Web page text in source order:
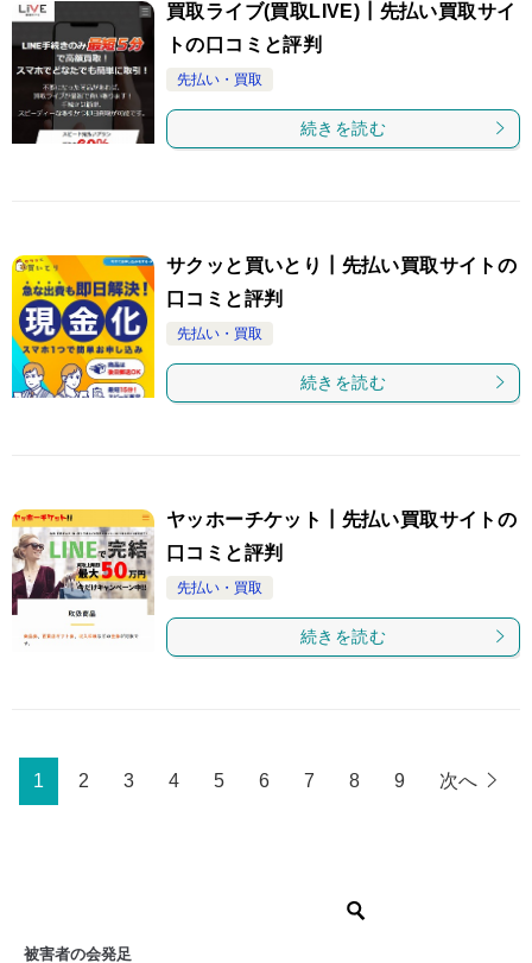
買取ライブ(買取LIVE)┃先払い買取サイ
トの口コミと評判
先払い・買取
続きを読む
サクッと買いとり┃先払い買取サイトの
口コミと評判
先払い・買取
続きを読む
ヤッホーチケット┃先払い買取サイトの
口コミと評判
先払い・買取
続きを読む
1 2 3 4 5 6 7 8 9 次へ
被害者の会発足